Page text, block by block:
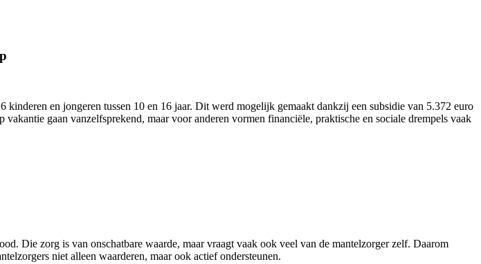
en jongeren tussen 10 en 16 jaar. Dit werd mogelijk gemaakt dankzij een subsidie van 5.372 euro
gaan vanzelfsprekend, maar voor anderen vormen financiële, praktische en sociale drempels vaak
Die zorg is van onschatbare waarde, maar vraagt vaak ook veel van de mantelzorger zelf. Daarom
niet alleen waarderen, maar ook actief ondersteunen.